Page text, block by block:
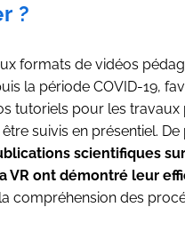
?
formats de vidéos
la période COVID-19,
tutoriels pour les travaux
suivis en présentiel. De
scientifiques sur
VR ont démontré leur
compréhension des